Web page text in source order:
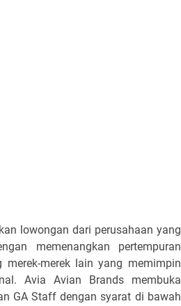
lowongan dari perusahaan yang
memenangkan pertempuran
merek lain yang memimpin
Avia Avian Brands membuka
GA Staff dengan syarat di bawah